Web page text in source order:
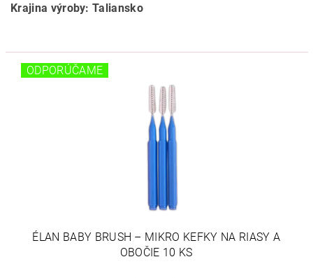
Krajina výroby: Taliansko
ODPORÚČAME
ÉLAN BABY BRUSH – MIKRO KEFKY NA RIASY A
OBOČIE 10 KS